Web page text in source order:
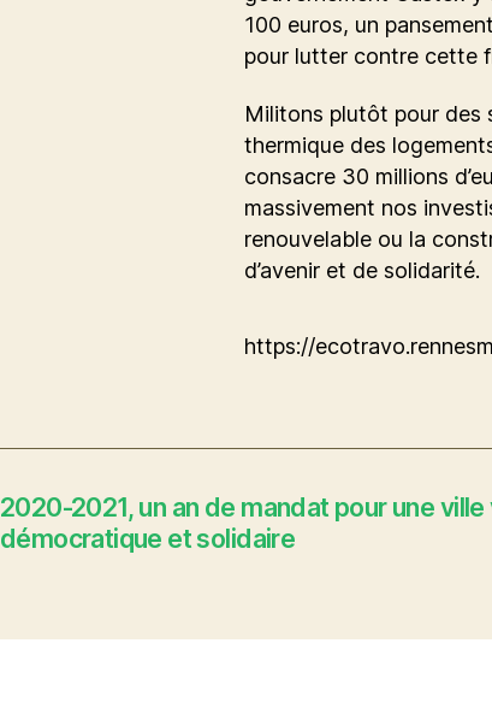
100 euros, un
pour lutter contre cette
Militons plutôt pour des
thermique des
consacre 30 millions
massivement nos
renouvelable ou la
d’avenir et de solidarité.
https://
2020-2021, un an de mandat pour une
démocratique et solidaire